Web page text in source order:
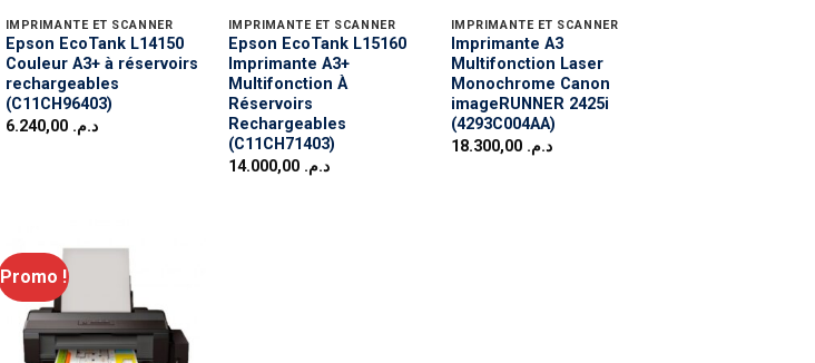
IMPRIMANTE ET SCANNER
Epson EcoTank L14150
Couleur A3+ à réservoirs
rechargeables
(C11CH96403)
د.م. 6.240,00
IMPRIMANTE ET SCANNER
Epson EcoTank L15160
Imprimante A3+
Multifonction À
Réservoirs
Rechargeables
(C11CH71403)
د.م. 14.000,00
IMPRIMANTE ET SCANNER
Imprimante A3
Multifonction Laser
Monochrome Canon
imageRUNNER 2425i
(4293C004AA)
د.م. 18.300,00
Promo !